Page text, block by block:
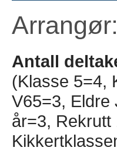
Antall
(Klasse 5=4,
V65=3, Eldre
år=3, Rekrutt